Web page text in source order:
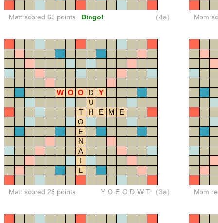
Matt scored 65 points Bingo! (4a) Mom
W O O D
Y
U
T
H E M
E
O
E
N
A
I
L
Matt scored 28 points YOEODWT (3a) Mom